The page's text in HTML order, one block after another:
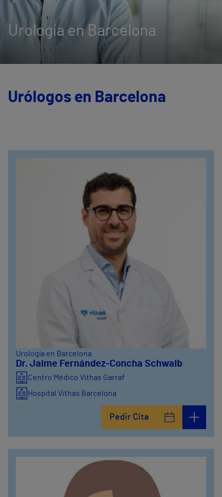
Urología en Barcelona
Urólogos en Barcelona
Urología en Barcelona
Dr. Jaime Fernández-Concha Schwalb
Centro Médico Vithas Garraf
Hospital Vithas Barcelona
Pedir Cita